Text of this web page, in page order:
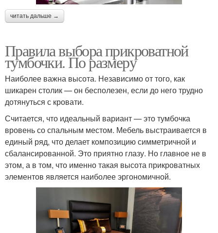
читать дальше →
Правила выбора прикроватной
тумбочки. По размеру
Наиболее важна высота. Независимо от того, как
шикарен столик — он бесполезен, если до него трудно
дотянуться с кровати.
Считается, что идеальный вариант — это тумбочка
вровень со спальным местом. Мебель выстраивается в
единый ряд, что делает композицию симметричной и
сбалансированной. Это приятно глазу. Но главное не в
этом, а в том, что именно такая высота прикроватных
элементов является наиболее эргономичной.